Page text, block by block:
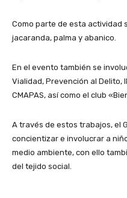
Como parte de esta actividad
jacaranda, palma y abanico.
En el evento también se
Vialidad, Prevención al Delito,
CMAPAS, así como el club
A través de estos trabajos, el
concientizar e involucrar a
medio ambiente, con ello
del tejido social.